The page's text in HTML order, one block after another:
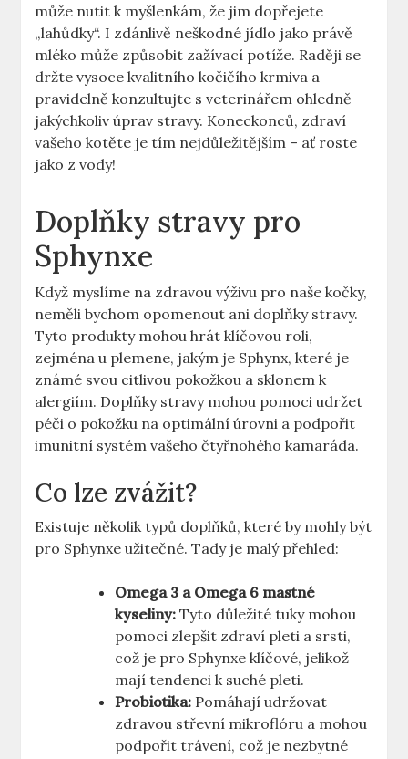
může nutit k myšlenkám, že jim dopřejete
„lahůdky“. I zdánlivě neškodné jídlo jako právě
mléko může způsobit zažívací potíže. Raději se
držte vysoce kvalitního kočičího krmiva a
pravidelně konzultujte s veterinářem ohledně
jakýchkoliv úprav stravy. Koneckonců, zdraví
vašeho kotěte je tím nejdůležitějším – ať roste
jako z vody!
Doplňky stravy pro
Sphynxe
Když myslíme na zdravou výživu pro naše kočky,
neměli bychom opomenout ani doplňky stravy.
Tyto produkty mohou hrát klíčovou roli,
zejména u plemene, jakým je Sphynx, které je
známé svou citlivou pokožkou a sklonem k
alergiím. Doplňky stravy mohou pomoci udržet
péči o pokožku na optimální úrovni a podpořit
imunitní systém vašeho čtyřnohého kamaráda.
Co lze zvážit?
Existuje několik typů doplňků, které by mohly být
pro Sphynxe užitečné. Tady je malý přehled:
Omega 3 a Omega 6 mastné
kyseliny: Tyto důležité tuky mohou
pomoci zlepšit zdraví pleti a srsti,
což je pro Sphynxe klíčové, jelikož
mají tendenci k suché pleti.
Probiotika: Pomáhají udržovat
zdravou střevní mikroflóru a mohou
podpořit trávení, což je nezbytné